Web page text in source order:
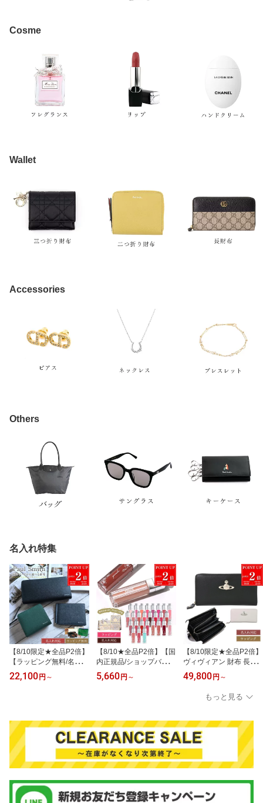
Cosme
Wallet
Accessories
Others
名入れ特集
【8/10限定★全品P2倍】
【ラッピング無料/名入れ
可】 ポールスミス 長財
布 財布 メンズ Paul Smit
レディース ブランド 正
規品 新品 ギフト 誕生日
父の日 プレゼント 実用
的 男性
22,100円 ～
【8/10★全品P2倍】【国
内正規品/ショップバッグ
無料】 ディオール リッ
プ ディオール マキシマ
入れ ギフト リップグロ
ス 口紅 コスメ 化粧品 ブ
ランド 新品 プレゼント
女性 女友達 誕生日 デパ
コス
5,660円 ～
【8/10限定★全品P2倍】
ヴィヴィアン 財布 長財
布 ヴィヴィアンウエスト
ウッド EXECUTIVE 132
0951118 Vivienne West
wood ラウンドファスナ
ランド 正規品 新品 ギフ
ト プレゼント 女性 女友
達 誕生日
49,800円 ～
もっと見る